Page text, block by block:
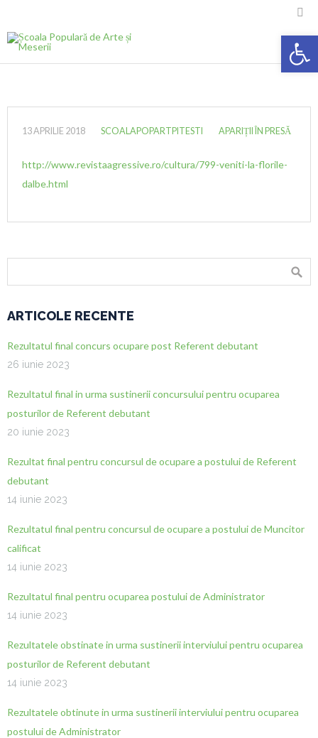

13 APRILIE 2018 SCOALAPOPARTPITESTI APARIȚII ÎN PRESĂ
http://www.revistaagressive.ro/cultura/799-veniti-la-florile-
dalbe.html
ARTICOLE RECENTE
Rezultatul final concurs ocupare post Referent debutant
26 iunie 2023
Rezultatul final in urma sustinerii concursului pentru ocuparea
posturilor de Referent debutant
20 iunie 2023
Rezultat final pentru concursul de ocupare a postului de Referent
debutant
14 iunie 2023
Rezultatul final pentru concursul de ocupare a postului de Muncitor
calificat
14 iunie 2023
Rezultatul final pentru ocuparea postului de Administrator
14 iunie 2023
Rezultatele obstinate in urma sustinerii interviului pentru ocuparea
posturilor de Referent debutant
14 iunie 2023
Rezultatele obtinute in urma sustinerii interviului pentru ocuparea
postului de Administrator
Deschide